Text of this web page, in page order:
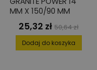
MM X 150/90 MM
Cena
25,32 zł Cena
podstawowa
50,64 zł
Dodaj do koszyka